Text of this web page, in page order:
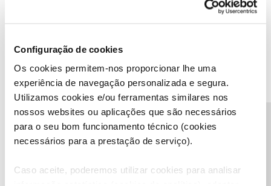
Configuração de cookies
Os cookies permitem-nos proporcionar lhe uma
experiência de navegação personalizada e segura.
Utilizamos cookies e/ou ferramentas similares nos
nossos websites ou aplicações que são necessários
para o seu bom funcionamento técnico (cookies
necessários para a prestação de serviço).
Caso aceite, poderemos utilizar cookies para analisar
que a NOS está sempre disponível para ajudar os seus clientes.
Sempre que tenha dúvidas que possam ser interessantes para
@Salety Rodrigues, de maneira a conseguirmos ajudá-la, uma vez
que se trata de uma questão específica da sua conta, precisamos
disponíveis.